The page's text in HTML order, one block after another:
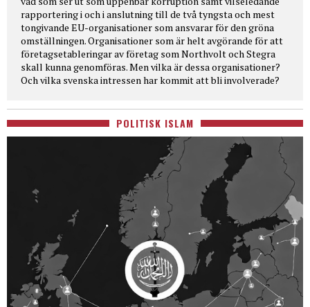
rapportering i och i anslutning till de två tyngsta och mest
tongivande EU-organisationer som ansvarar för den gröna
omställningen. Organisationer som är helt avgörande för att
företagsetableringar av företag som Northvolt och Stegra
skall kunna genomföras. Men vilka är dessa organisationer?
Och vilka svenska intressen har kommit att bli involverade?
POLITISK ISLAM